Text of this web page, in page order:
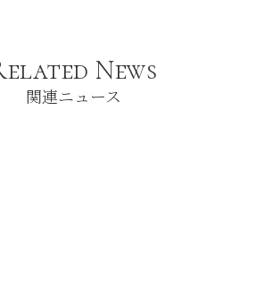
News
関連ニュース